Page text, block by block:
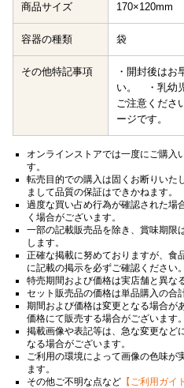
商品サイズ 170×120mm
容器の種類 袋
その他特記事項
・開封後はお
い。 ・乳幼
ご注意くだ
ージです。
オンラインストアでは一度にご購入
す。
転売目的での購入は固くお断りいた
まして品質の保証はできかねます。
過度な買い占め行為が確認された場
く場合がございます。
一部の記載販売品を除き、賞味期限
します。
正確な掲載に努めておりますが、食
に記載の掲示を必ずご確認ください。
特売期間および価格は実店舗と異な
セット販売品の価格は単品購入の合
期間および価格は変更となる場合が
価格にて販売する場合がございます。
掲載画像や表記等は、急な変更など
なる場合がございます。
ご利用の環境によって画像の色味が
ます。
その他ご不明な点など 【ご利用ガイ